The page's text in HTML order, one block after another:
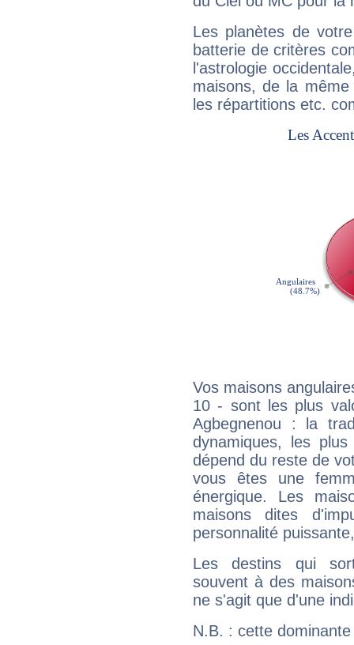
Les planètes de
batterie de critères
l'astrologie
maisons, de la
les répartitions etc.
Vos maisons
10 - sont les plus
Agbegnenou : la
dynamiques, les
dépend du reste de
vous êtes une
énergique. Les
maisons dites
personnalité
Les destins qui
souvent à des
ne s'agit que d'une
N.B. : cette